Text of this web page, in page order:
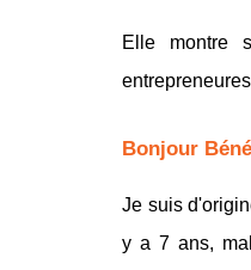
Elle montre
Bonjour
Je suis
y a 7 ans,